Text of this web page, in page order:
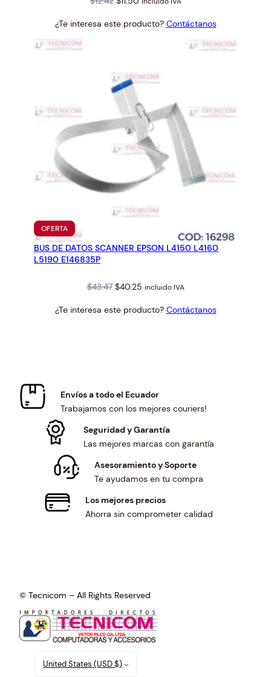
was: is:
¿Te interesa este producto? Contáctanos
OFERTAPRODUCTO
EN
OFERTA
BUS DE DATOS SCANNER EPSON L4150 L4160
L5190 E146835P
$43.47 Original
was:
$40.25Current
is:
incluido IVA
¿Te interesa este producto? Contáctanos
Envíos a todo el Ecuador
Trabajamos con los mejores couriers!
Seguridad y Garantía
Las mejores marcas con garantía
Asesoramiento y Soporte
Te ayudamos en tu compra
Los mejores precios
Ahorra sin comprometer calidad
© Tecnicom – All Rights Reserved
United States (USD $)